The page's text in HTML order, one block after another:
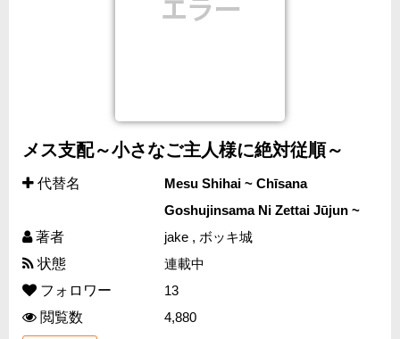
メス支配～小さなご主人様に絶対従順～
代替名
Mesu Shihai ~ Chīsana
Goshujinsama Ni Zettai Jūjun ~
著者
jake , ボッキ城
状態
連載中
フォロワー
13
閲覧数
4,880